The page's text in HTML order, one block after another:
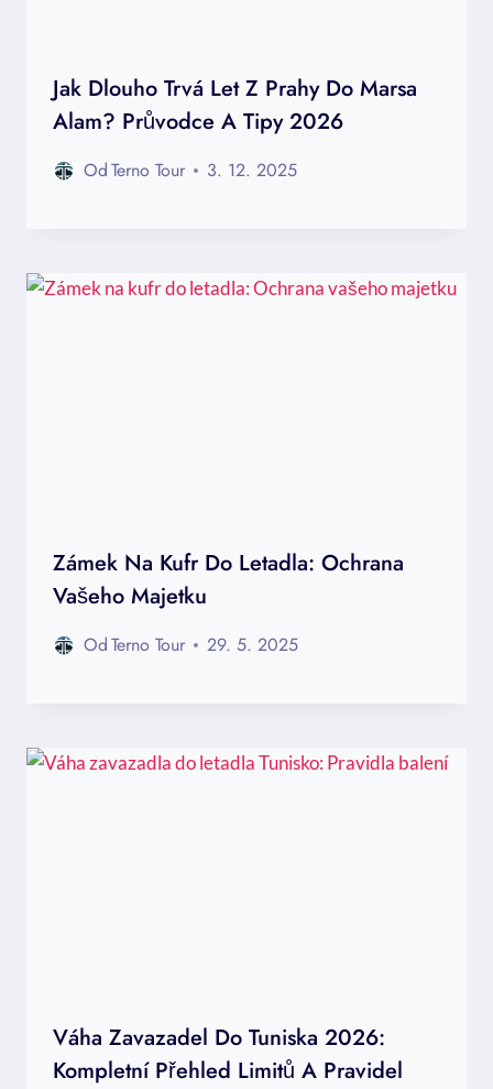
Jak Dlouho Trvá Let Z Prahy Do Marsa
Alam? Průvodce A Tipy 2026
OdTerno Tour 3. 12. 2025
Zámek Na Kufr Do Letadla: Ochrana
Vašeho Majetku
OdTerno Tour 29. 5. 2025
Váha Zavazadel Do Tuniska 2026:
Kompletní Přehled Limitů A Pravidel